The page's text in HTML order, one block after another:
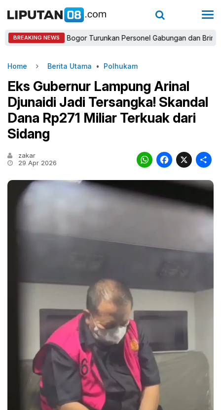
BREAKING NEWS
Kapolres Bogor Turunkan Personel Gabungan dan Brimob,
Home Berita Utama • Polhukam
Eks Gubernur Lampung Arinal
Djunaidi Jadi Tersangka! Skandal
Dana Rp271 Miliar Terkuak dari
Sidang
zakar
29 Apr 2026
X